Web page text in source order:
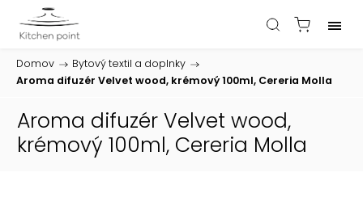
Domov / Bytový textil a doplnky /
Aroma difuzér Velvet wood, krémový 100ml, Cereria Molla
Aroma difuzér Velvet wood,
krémový 100ml, Cereria Molla